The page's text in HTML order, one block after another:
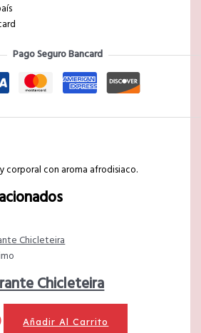
Pago Seguro Bancard
con aroma afrodisiaco.
Chicleteira
Añadir Al Carrito